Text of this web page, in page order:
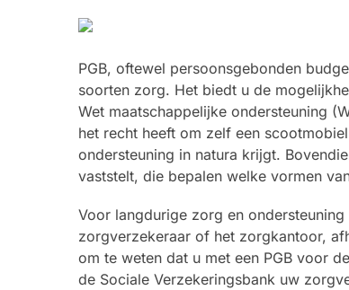
PGB, oftewel persoonsgebonden
soorten zorg. Het biedt u de
Wet maatschappelijke ondersteuning
het recht heeft om zelf een
ondersteuning in natura krijgt.
vaststelt, die bepalen welke vormen
Voor langdurige zorg en
zorgverzekeraar of het zorgkantoor,
om te weten dat u met een PGB voor
de Sociale Verzekeringsbank uw